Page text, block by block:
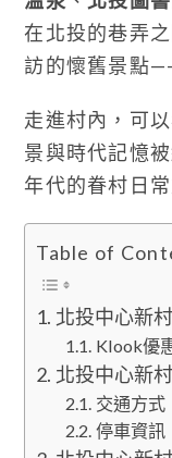
在北投的巷弄
訪的懷舊景點
走進村內，可
景與時代記憶
年代的眷村日
Table of
北投中心新
Klook優
北投中心新
交通方式
停車資訊